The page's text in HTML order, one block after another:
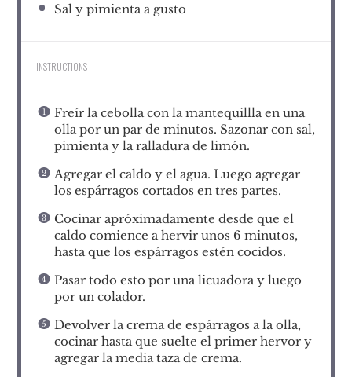
Sal y pimienta a gusto
INSTRUCTIONS
Freír la cebolla con la mantequillla en una
olla por un par de minutos. Sazonar con sal,
pimienta y la ralladura de limón.
Agregar el caldo y el agua. Luego agregar
los espárragos cortados en tres partes.
Cocinar apróximadamente desde que el
caldo comience a hervir unos 6 minutos,
hasta que los espárragos estén cocidos.
Pasar todo esto por una licuadora y luego
por un colador.
Devolver la crema de espárragos a la olla,
cocinar hasta que suelte el primer hervor y
agregar la media taza de crema.